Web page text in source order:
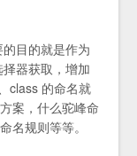
目的就是作为
器获取，增加
class 的命名就
案，什么驼峰命
名规则等等。